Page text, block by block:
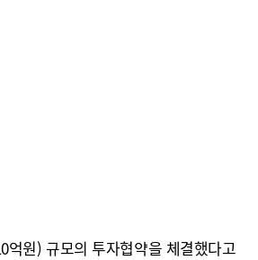
원) 규모의 투자협약을 체결했다고